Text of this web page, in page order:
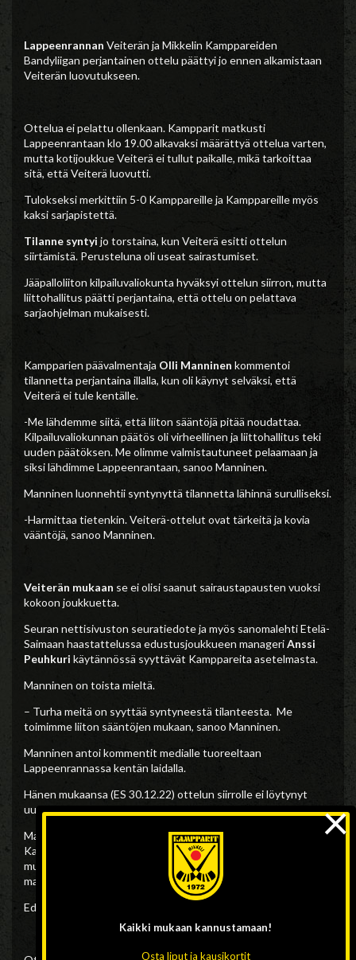
Lappeenrannan Veiterän ja Mikkelin Kamppareiden
Bandyliigan perjantainen ottelu päättyi jo ennen alkamistaan
Veiterän luovutukseen.
Ottelua ei pelattu ollenkaan. Kampparit matkusti
Lappeenrantaan klo 19.00 alkavaksi määrättyä ottelua varten,
mutta kotijoukkue Veiterä ei tullut paikalle, mikä tarkoittaa
sitä, että Veiterä luovutti.
Tulokseksi merkittiin 5-0 Kamppareille ja Kamppareille myös
kaksi sarjapistettä.
Tilanne syntyi jo torstaina, kun Veiterä esitti ottelun
siirtämistä. Perusteluna oli useat sairastumiset.
Jääpalloliiton kilpailuvaliokunta hyväksyi ottelun siirron, mutta
liittohallitus päätti perjantaina, että ottelu on pelattava
sarjaohjelman mukaisesti.
Kampparien päävalmentaja Olli Manninen kommentoi
tilannetta perjantaina illalla, kun oli käynyt selväksi, että
Veiterä ei tule kentälle.
-Me lähdemme siitä, että liiton sääntöjä pitää noudattaa.
Kilpailuvaliokunnan päätös oli virheellinen ja liittohallitus teki
uuden päätöksen. Me olimme valmistautuneet pelaamaan ja
siksi lähdimme Lappeenrantaan, sanoo Manninen.
Manninen luonnehtii syntynyttä tilannetta lähinnä surulliseksi.
-Harmittaa tietenkin. Veiterä-ottelut ovat tärkeitä ja kovia
vääntöjä, sanoo Manninen.
Veiterän mukaan se ei olisi saanut sairaustapausten vuoksi
kokoon joukkuetta.
Seuran nettisivuston seuratiedote ja myös sanomalehti Etelä-
Saimaan haastattelussa edustusjoukkueen manageriAnssi
Peuhkuri käytännössä syyttävät Kamppareita asetelmasta.
Manninen on toista mieltä.
– Turha meitä on syyttää syntyneestä tilanteesta. Me
toimimme liiton sääntöjen mukaan, sanoo Manninen.
Manninen antoi kommentit medialle tuoreeltaan
Lappeenrannassa kentän laidalla.
Hänen mukaansa (ES 30.12.22) ottelun siirrolle ei löytynyt
uutta ajankohtaa.
Manninen korostaa, että lajissa kalenteri on täynnä, koska
Kampparit pelaa myös alle 21-vuotiaiden sarjaa. Hänen
mukaansa uusien pelipäivien löytäminen ”on melko tavalla
mahdoton paikka”.
Edustusjoukkue palasi perjantaina illalla saman tien Mikkeliin.
Kaikki mukaan kannustamaan!
Osta liput ja kausikortit
×